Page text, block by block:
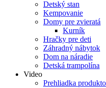
Detský stan
Kempovanie
Domy pre zvieratá
Kurník
Hračky pre deti
Záhradný nábytok
Dom na náradie
Detská trampolína
Video
Prehliadka